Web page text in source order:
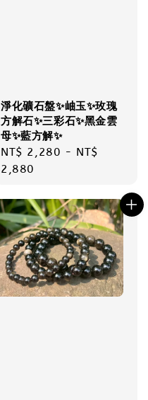
淨化礦石盤✨岫玉✨玫瑰
方解石✨三彩石✨黑金雲
母✨藍方解✨
Regular
price
NT$ 2,280 - NT$
2,880